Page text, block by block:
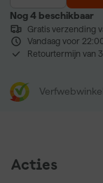
Nog 4 beschikbaar
Gratis verzending
Vandaag voor
Retourtermijn van
Acties